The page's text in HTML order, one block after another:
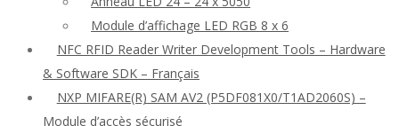
Module d’affichage LED RGB 8 x 6
NFC RFID Reader Writer Development Tools – Hardware
& Software SDK – Français
NXP MIFARE(R) SAM AV2 (P5DF081X0/T1AD2060S) –
Module d’accès sécurisé